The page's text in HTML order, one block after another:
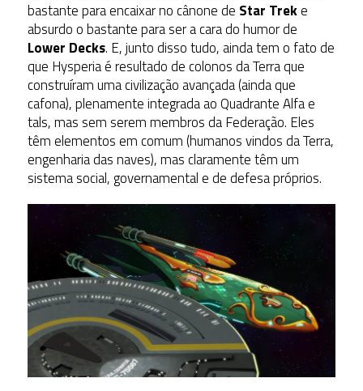
bastante para encaixar no cânone de Star Treke
absurdo o bastante para ser a cara do humor de
Lower Decks. E, junto disso tudo, ainda tem o fato de
que Hysperia é resultado de colonos da Terra que
construíram uma civilização avançada (ainda que
cafona), plenamente integrada ao Quadrante Alfa e
tals, mas sem serem membros da Federação. Eles
têm elementos em comum (humanos vindos da Terra,
engenharia das naves), mas claramente têm um
sistema social, governamental e de defesa próprios.